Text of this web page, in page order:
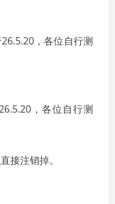
，各位自行测
接注销掉。